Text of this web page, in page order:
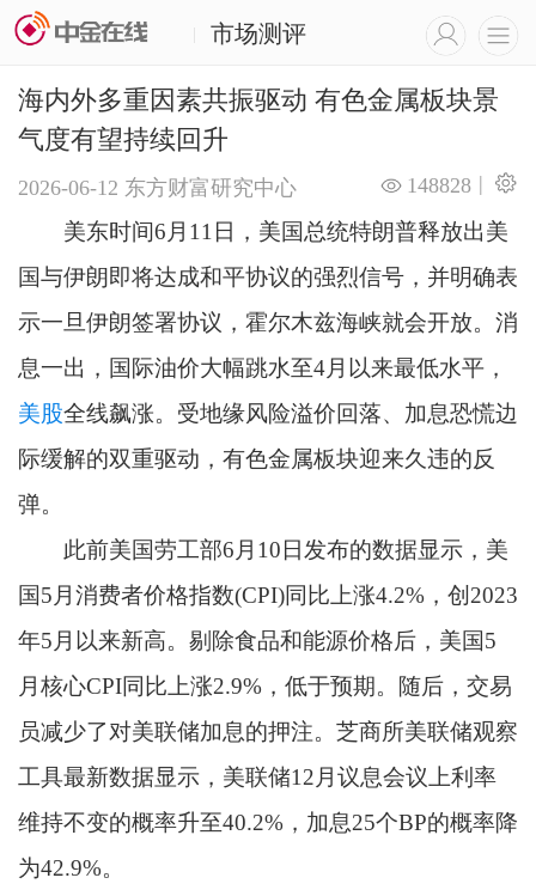
市场测评
海内外多重因素共振驱动 有色金属板块景
气度有望持续回升
2026-06-12 东方财富研究中心 |
148828
美东时间6月11日，美国总统特朗普释放出美
国与伊朗即将达成和平协议的强烈信号，并明确表
示一旦伊朗签署协议，霍尔木兹海峡就会开放。消
息一出，国际油价大幅跳水至4月以来最低水平，
美股全线飙涨。受地缘风险溢价回落、加息恐慌边
际缓解的双重驱动，有色金属板块迎来久违的反
弹。
此前美国劳工部6月10日发布的数据显示，美
国5月消费者价格指数(CPI)同比上涨4.2%，创2023
年5月以来新高。剔除食品和能源价格后，美国5
月核心CPI同比上涨2.9%，低于预期。随后，交易
员减少了对美联储加息的押注。芝商所美联储观察
工具最新数据显示，美联储12月议息会议上利率
维持不变的概率升至40.2%，加息25个BP的概率降
为42.9%。